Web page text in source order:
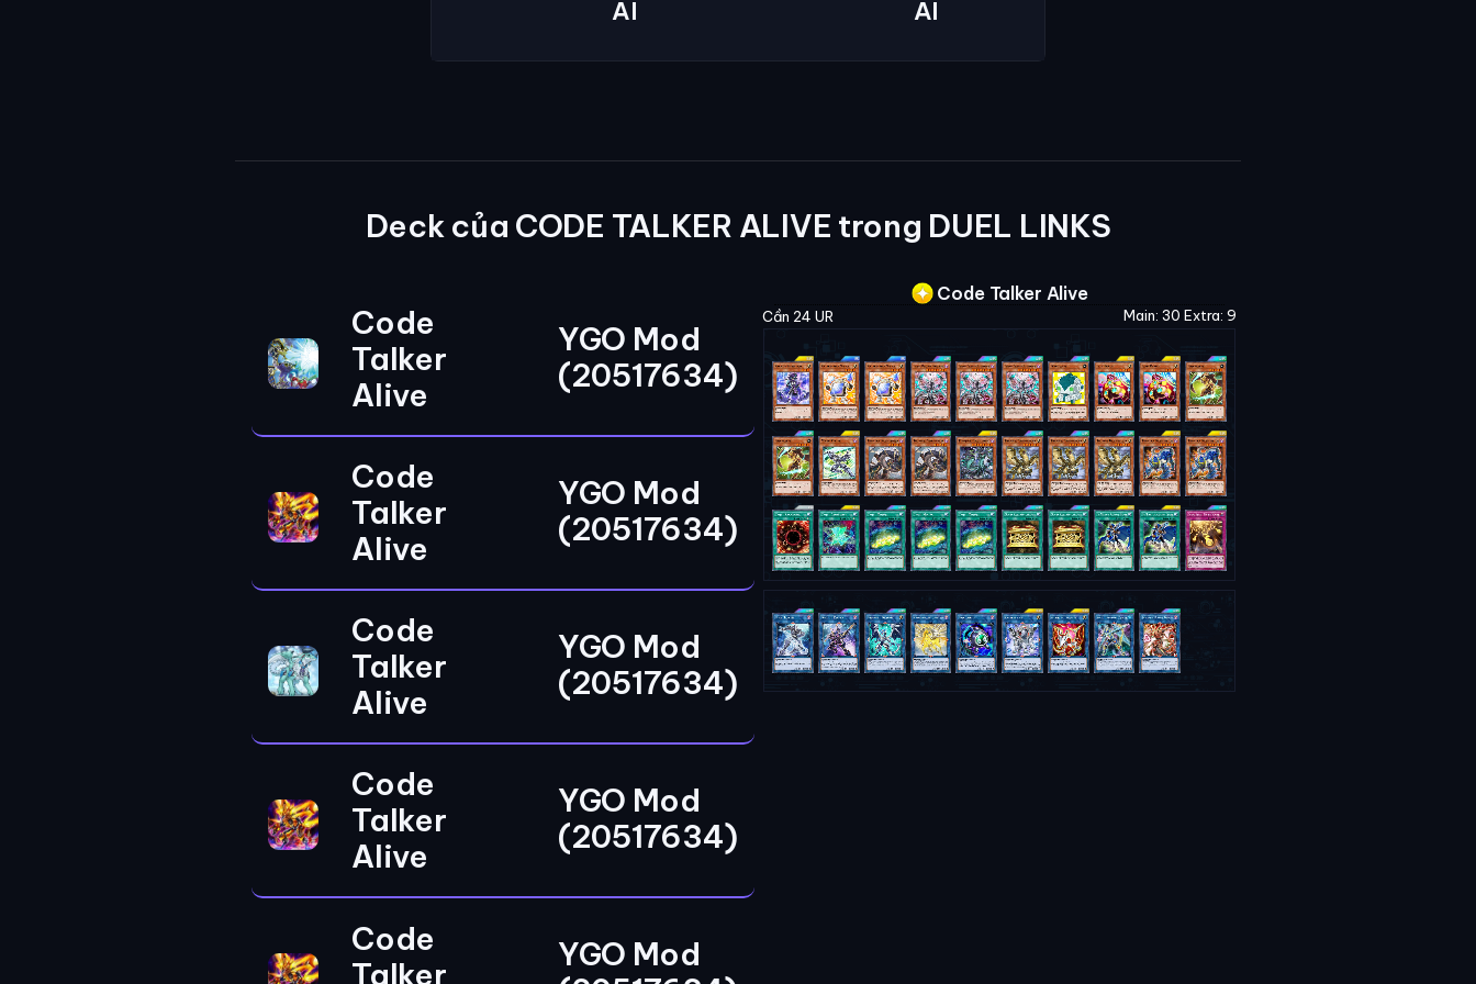
AI AI
Deck của CODE TALKER ALIVE trong DUEL LINKS
Code
Talker
Alive
YGO Mod
(20517634)
Code Talker Alive
Cần 24 UR Main: 30 Extra: 9
Code
Talker
Alive
YGO Mod
(20517634)
Code
Talker
Alive
YGO Mod
(20517634)
Code
Talker
Alive
YGO Mod
(20517634)
Code
Talker
YGO Mod